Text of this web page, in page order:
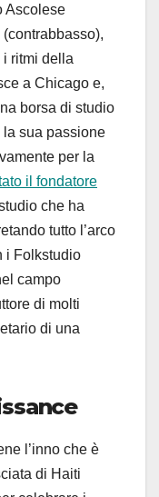
Ascolese
ritmi della
a Chicago e,
borsa di studio
la sua passione
per la
il fondatore
che ha
tutto l’arco
i Folkstudio
campo
di molti
di una
l’inno che è
di Haiti